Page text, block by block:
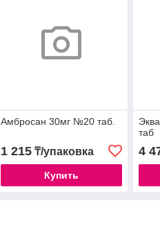
Амбросан 30мг №20 таб.
1 215₸/упаковка
Купить
таб
4